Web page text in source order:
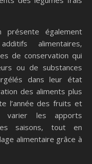
présente également
alimentaires,
de conservation qui
ou de substances
dans leur état
des aliments plus
l’année des fruits et
varier les apports
saisons, tout en
alimentaire grâce à